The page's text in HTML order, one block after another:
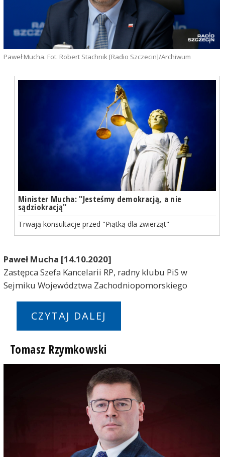
Paweł Mucha. Fot. Robert Stachnik [Radio Szczecin]/Archiwum
Minister Mucha: "Jesteśmy demokracją, a nie
sądziokracją"
Trwają konsultacje przed "Piątką dla zwierząt"
Paweł Mucha [14.10.2020]
Zastępca Szefa Kancelarii RP, radny klubu PiS w
Sejmiku Województwa Zachodniopomorskiego
CZYTAJ DALEJ
Tomasz Rzymkowski